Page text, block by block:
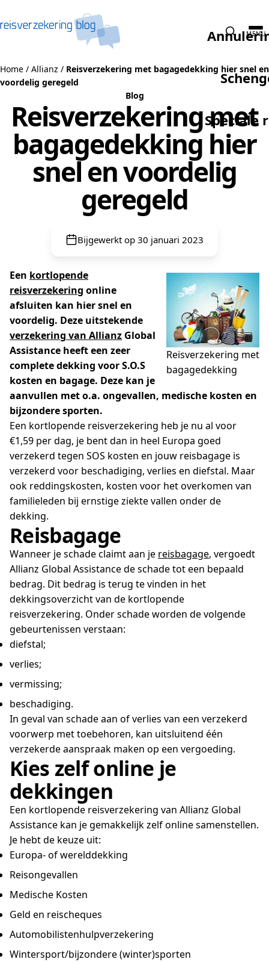
Speciale
MENU
Home / Allianz / Reisverzekering met bagagedekking hier snel en
voordelig geregeld
Blog
Reisverzekering met
bagagedekking hier
snel en voordelig
geregeld
Bijgewerkt op 30 januari 2023
Reisverzekering met
bagagedekking
Een kortlopende
reisverzekering online
afsluiten kan hier snel en
voordelig. Deze uitstekende
verzekering van Allianz Global
Assistance heeft een zeer
complete dekking voor S.O.S
kosten en bagage. Deze kan je
aanvullen met o.a. ongevallen, medische kosten en
bijzondere sporten.
Een kortlopende reisverzekering heb je nu al voor
€1,59 per dag, je bent dan in heel Europa goed
verzekerd tegen SOS kosten en jouw reisbagage is
verzekerd voor beschadiging, verlies en diefstal. Maar
ook reddingskosten, kosten voor het overkomen van
familieleden bij ernstige ziekte vallen onder de
dekking.
Reisbagage
Wanneer je schade claimt aan je reisbagage, vergoedt
Allianz Global Assistance de schade tot een bepaald
bedrag. Dit bedrag is terug te vinden in het
dekkingsoverzicht van de kortlopende
reisverzekering. Onder schade worden de volgende
gebeurtenissen verstaan:
diefstal;
verlies;
vermissing;
beschadiging.
In geval van schade aan of verlies van een verzekerd
voorwerp met toebehoren, kan uitsluitend één
verzekerde aanspraak maken op een vergoeding.
Kies zelf online je
dekkingen
Een kortlopende reisverzekering van Allianz Global
Assistance kan je gemakkelijk zelf online samenstellen.
Je hebt de keuze uit:
Europa- of werelddekking
Reisongevallen
Medische Kosten
Geld en reischeques
Automobilistenhulpverzekering
Wintersport/bijzondere (winter)sporten